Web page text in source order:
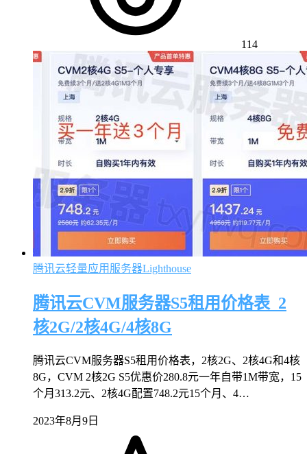
114
腾讯云轻量应用服务器Lighthouse
腾讯云CVM服务器S5租用价格表_2
核2G/2核4G/4核8G
腾讯云CVM服务器S5租用价格表，2核2G、2核4G和4核
8G，CVM 2核2G S5优惠价280.8元一年自带1M带宽，15
个月313.2元、2核4G配置748.2元15个月、4…
2023年8月9日